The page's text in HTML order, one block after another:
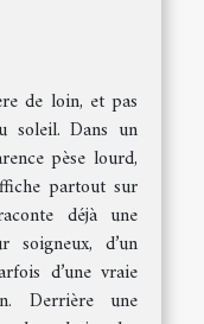
de loin, et pas
soleil. Dans un
pèse lourd,
partout sur
déjà une
soigneux, d’un
d’une vraie
Derrière une